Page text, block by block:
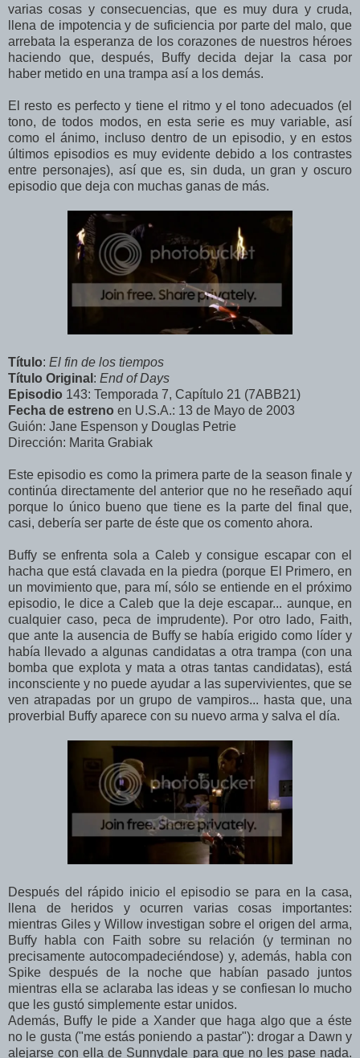
varias cosas y consecuencias, que es muy dura y cruda,
llena de impotencia y de suficiencia por parte del malo, que
arrebata la esperanza de los corazones de nuestros héroes
haciendo que, después, Buffy decida dejar la casa por
haber metido en una trampa así a los demás.
El resto es perfecto y tiene el ritmo y el tono adecuados (el
tono, de todos modos, en esta serie es muy variable, así
como el ánimo, incluso dentro de un episodio, y en estos
últimos episodios es muy evidente debido a los contrastes
entre personajes), así que es, sin duda, un gran y oscuro
episodio que deja con muchas ganas de más.
Título: El fin de los tiempos
Título Original : End of Days
Episodio 143: Temporada 7, Capítulo 21 (7ABB21)
Fecha de estreno en U.S.A.: 13 de Mayo de 2003
Guión: Jane Espenson y Douglas Petrie
Dirección: Marita Grabiak
Este episodio es como la primera parte de la season finale y
continúa directamente del anterior que no he reseñado aquí
porque lo único bueno que tiene es la parte del final que,
casi, debería ser parte de éste que os comento ahora.
Buffy se enfrenta sola a Caleb y consigue escapar con el
hacha que está clavada en la piedra (porque El Primero, en
un movimiento que, para mí, sólo se entiende en el próximo
episodio, le dice a Caleb que la deje escapar... aunque, en
cualquier caso, peca de imprudente). Por otro lado, Faith,
que ante la ausencia de Buffy se había erigido como líder y
había llevado a algunas candidatas a otra trampa (con una
bomba que explota y mata a otras tantas candidatas), está
inconsciente y no puede ayudar a las supervivientes, que se
ven atrapadas por un grupo de vampiros... hasta que, una
proverbial Buffy aparece con su nuevo arma y salva el día.
Después del rápido inicio el episodio se para en la casa,
llena de heridos y ocurren varias cosas importantes:
mientras Giles y Willow investigan sobre el origen del arma,
Buffy habla con Faith sobre su relación (y terminan no
precisamente autocompadeciéndose) y, además, habla con
Spike después de la noche que habían pasado juntos
mientras ella se aclaraba las ideas y se confiesan lo mucho
que les gustó simplemente estar unidos.
Además, Buffy le pide a Xander que haga algo que a éste
no le gusta ("me estás poniendo a pastar"): drogar a Dawn y
alejarse con ella de Sunnydale para que no les pase nada.